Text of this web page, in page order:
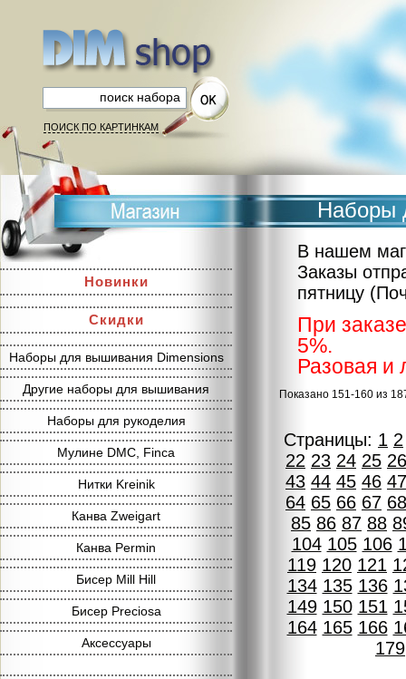
ПОИСК ПО КАРТИНКАМ
Новинки
Скидки
Наборы для вышивания Dimensions
Другие наборы для вышивания
Наборы для рукоделия
Мулине DMC, Finca
Нитки Kreinik
Канва Zweigart
Канва Permin
Бисер Mill Hill
Бисер Preciosa
Аксессуары
Наборы
В нашем
Заказы
пятницу
При
5%.
Разовая и
Показано 151-160 из
Страницы: 1 2
22 23 24 25 26
43 44 45 46 47
64 65 66 67 68
85 86 87 88
104 105 106
119 120 121
134 135 136
149 150 151
164 165 166
179